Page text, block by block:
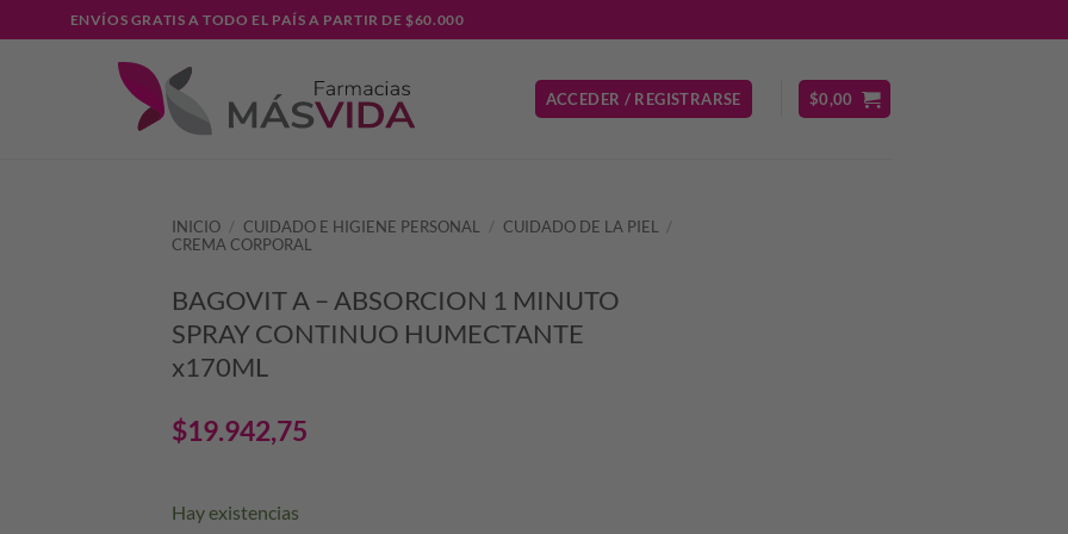
ENVÍOS GRATIS A TODO EL PAÍS A PARTIR DE $60.000
ACCEDER / REGISTRARSE $0,00
INICIO / CUIDADO E HIGIENE PERSONAL / CUIDADO DE LA PIEL
/
CREMA CORPORAL
BAGOVIT A – ABSORCION 1 MINUTO
SPRAY CONTINUO HUMECTANTE
x170ML
$19.942,75
Hay existencias